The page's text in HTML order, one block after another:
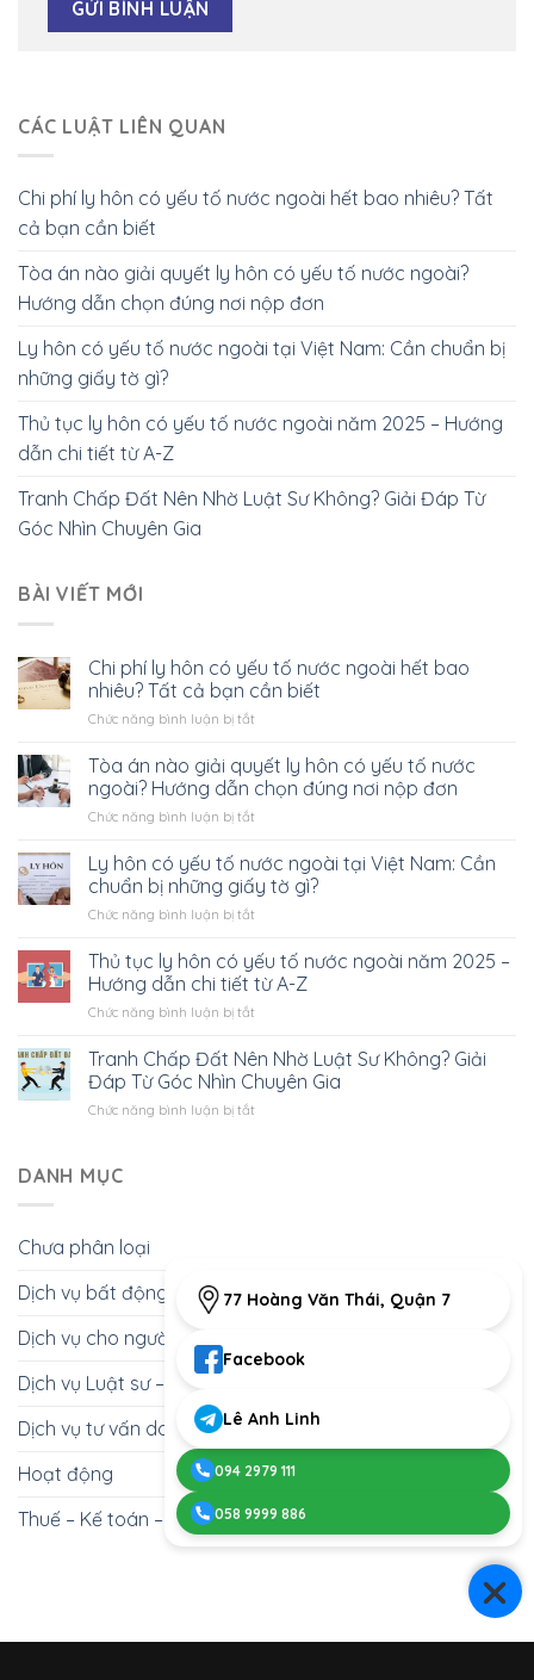
CÁC LUẬT LIÊN QUAN
Chi phí ly hôn có yếu tố nước ngoài hết bao nhiêu? Tất
cả bạn cần biết
Tòa án nào giải quyết ly hôn có yếu tố nước ngoài?
Hướng dẫn chọn đúng nơi nộp đơn
Ly hôn có yếu tố nước ngoài tại Việt Nam: Cần chuẩn bị
những giấy tờ gì?
Thủ tục ly hôn có yếu tố nước ngoài năm 2025 – Hướng
dẫn chi tiết từ A-Z
Tranh Chấp Đất Nên Nhờ Luật Sư Không? Giải Đáp Từ
Góc Nhìn Chuyên Gia
BÀI VIẾT MỚI
Chi phí ly hôn có yếu tố nước ngoài hết bao
nhiêu? Tất cả bạn cần biết
Chức năng bình luận bị tắtở
phí
ly
hôn
có
tố
nước
ngoài
nhiêu?
Tất
biết
Tòa án nào giải quyết ly hôn có yếu tố nước
ngoài? Hướng dẫn chọn đúng nơi nộp đơn
Chức năng bình luận bị tắtở
án
nào
giải
quyết
hôn
có
ngoài?
Hướng
Ly hôn có yếu tố nước ngoài tại Việt Nam: Cần
chuẩn bị những giấy tờ gì?
Chức năng bình luận bị tắtở
hôn
có
yếu
tố
ngoài
tại
Việt
Thủ tục ly hôn có yếu tố nước ngoài năm 2025 –
Hướng dẫn chi tiết từ A-Z
Chức năng bình luận bị tắtở
tục
ly
hôn
có
dẫn
từ
Tranh Chấp Đất Nên Nhờ Luật Sư Không? Giải
Đáp Từ Góc Nhìn Chuyên Gia
Chức năng bình luận bị tắtở
Giải
Đáp
Góc
Gia
DANH MỤC
Chưa phân loại
Dịch vụ bất động sản
Dịch vụ cho người nước ngoài
Dịch vụ Luật sư – Giấy phép con
Dịch vụ tư vấn doanh nghiệp
Hoạt động
Thuế – Kế toán – Thu hồi nợ
77 Hoàng Văn Thái, Quận 7
Facebook
Lê Anh Linh
094 2979 111
058 9999 886